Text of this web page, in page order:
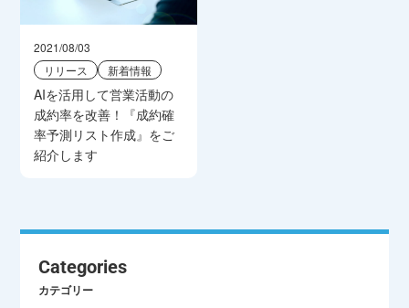
2021/08/03
リリース
新着情報
AIを活用して営業活動の
成約率を改善！『成約確
率予測リスト作成』をご
紹介します
Categories
カテゴリー